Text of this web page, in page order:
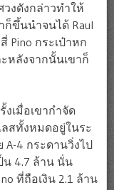
งดังกล่าวทำให้
ก็ขึ้นนำจนได้ Raul
Pino กระเป๋าหก
หลังจากนั้นเขาก็
เมื่อเขากำจัด
ลสทั้งหมดอยู่ในระ
A-4 กระดานวิ่งไป
น 4.7 ล้าน นั่น
ที่ถือเงิน 2.1 ล้าน